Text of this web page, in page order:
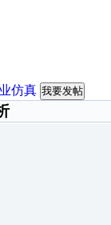
仿真 我要发帖